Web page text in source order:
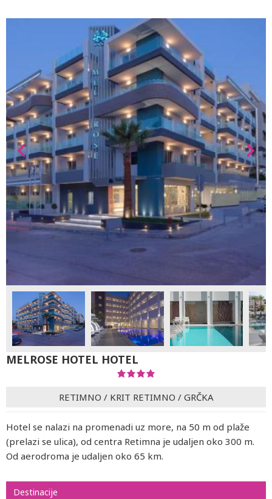
MELROSE HOTEL HOTEL
RETIMNO / KRIT RETIMNO / GRČKA
Hotel se nalazi na promenadi uz more, na 50 m od plaže
(prelazi se ulica), od centra Retimna je udaljen oko 300 m.
Od aerodroma je udaljen oko 65 km.
Destinacije